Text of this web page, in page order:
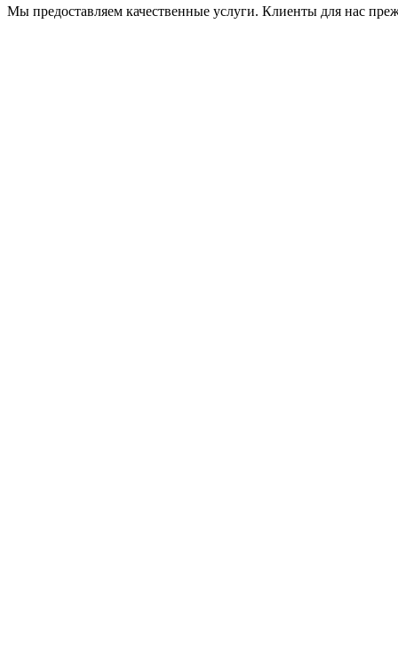
Мы предоставляем качественные услуги. Клиенты для нас